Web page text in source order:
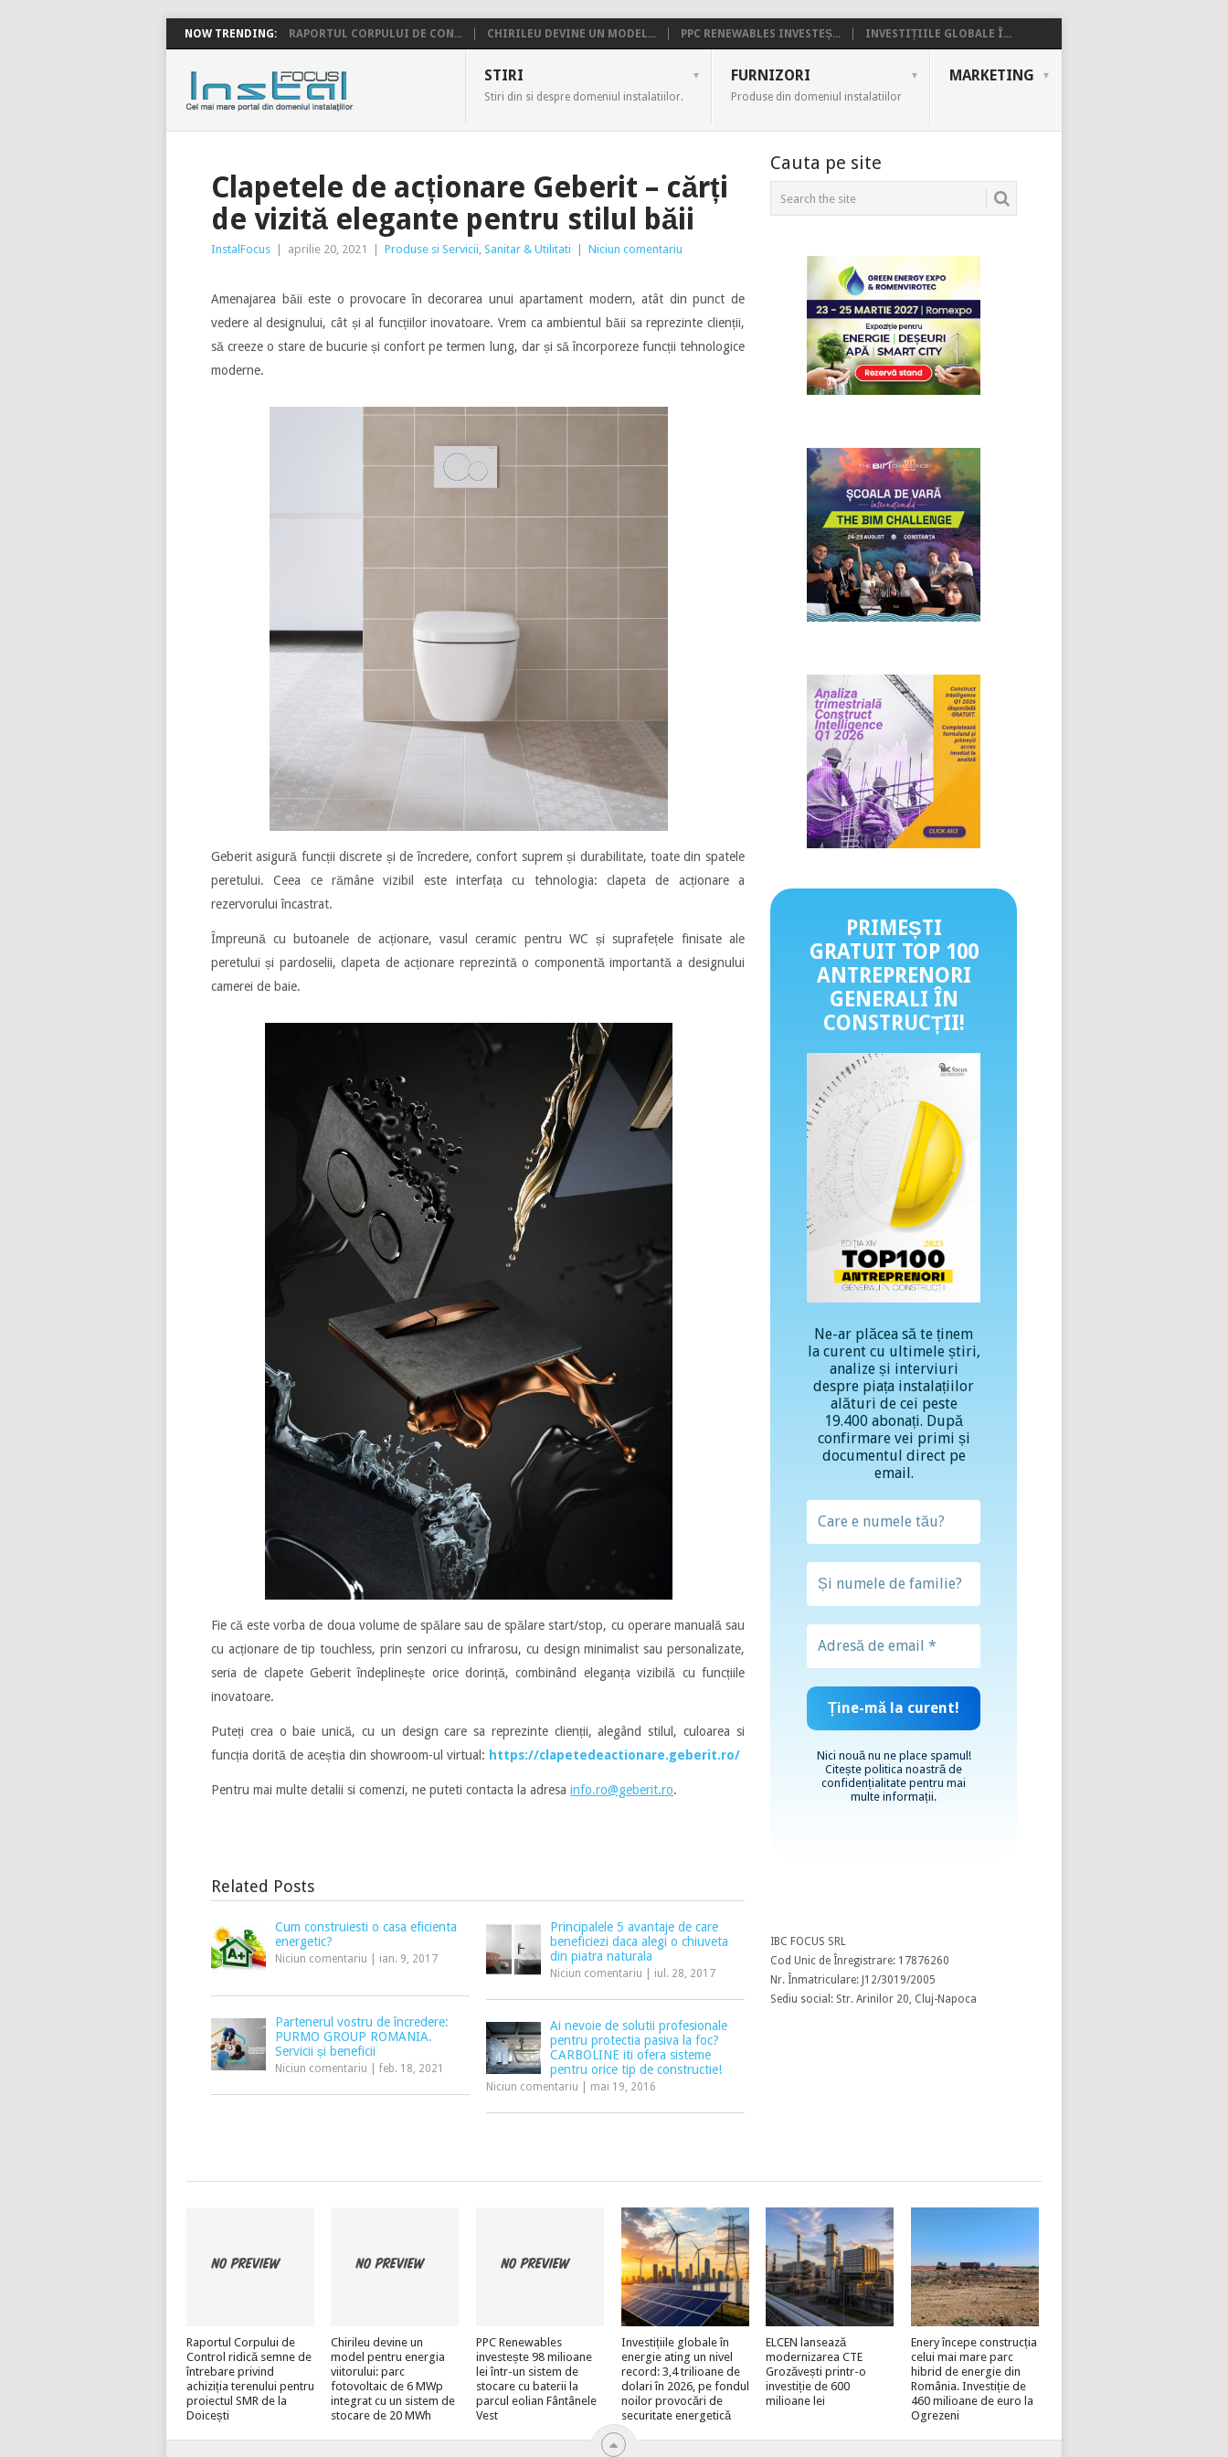
NOW TRENDING: RAPORTUL CORPULUI DE CON... CHIRILEU DEVINE UN MODEL... PPC RENEWABLES INVESTEȘ... INVESTIȚIILE GLOBALE Î...
INSTALFOCUS STIRI
Stiri din si despre domeniul instalatiilor.
FURNIZORI
Produse din domeniul instalatiilor
MARKETING
Clapetele de acționare Geberit – cărți
de vizită elegante pentru stilul băii
InstalFocus aprilie 20, 2021 Produse si Servicii, Sanitar & Utilitati Niciun comentariu
Amenajarea băii este o provocare în decorarea unui apartament modern, atât din punct de
vedere al designului, cât și al funcțiilor inovatoare. Vrem ca ambientul băii sa reprezinte clienții,
să creeze o stare de bucurie și confort pe termen lung, dar și să încorporeze funcții tehnologice
moderne.
Geberit asigură funcții discrete și de încredere, confort suprem și durabilitate, toate din spatele
peretului. Ceea ce rămâne vizibil este interfața cu tehnologia: clapeta de acționare a
rezervorului încastrat.
Împreună cu butoanele de acționare, vasul ceramic pentru WC și suprafețele finisate ale
peretului și pardoselii, clapeta de acționare reprezintă o componentă importantă a designului
camerei de baie.
Fie că este vorba de doua volume de spălare sau de spălare start/stop, cu operare manuală sau
cu acționare de tip touchless, prin senzori cu infrarosu, cu design minimalist sau personalizate,
seria de clapete Geberit îndeplinește orice dorință, combinând eleganța vizibilă cu funcțiile
inovatoare.
Puteți crea o baie unică, cu un design care sa reprezinte clienții, alegând stilul, culoarea si
funcția dorită de aceștia din showroom-ul virtual: https://clapetedeactionare.geberit.ro/
Pentru mai multe detalii si comenzi, ne puteti contacta la adresa info.ro@geberit.ro.
Related Posts
Cum construiesti o casa eficienta
energetic?
Niciun comentariu ian. 9, 2017
Principalele 5 avantaje de care
beneficiezi daca alegi o chiuveta
din piatra naturala
Niciun comentariu iul. 28, 2017
Partenerul vostru de încredere:
PURMO GROUP ROMANIA.
Servicii și beneficii
Niciun comentariu feb. 18, 2021
Ai nevoie de solutii profesionale
pentru protectia pasiva la foc?
CARBOLINE iti ofera sisteme
pentru orice tip de constructie!
Niciun comentariu mai 19, 2016
Cauta pe site
PRIMEȘTI
GRATUIT TOP 100
ANTREPRENORI
GENERALI ÎN
CONSTRUCȚII!
Ne-ar plăcea să te ținem
la curent cu ultimele știri,
analize și interviuri
despre piața instalațiilor
alături de cei peste
19.400 abonați. După
confirmare vei primi și
documentul direct pe
email.
Nici nouă nu ne place spamul!
Citește politica noastră de
confidențialitate pentru mai
multe informații.
IBC FOCUS SRL
Cod Unic de Înregistrare: 17876260
Nr. Înmatriculare: J12/3019/2005
Sediu social: Str. Arinilor 20, Cluj-Napoca
Raportul Corpului de
Control ridică semne de
întrebare privind
achiziția terenului pentru
proiectul SMR de la
Doicești
Chirileu devine un
model pentru energia
viitorului: parc
fotovoltaic de 6 MWp
integrat cu un sistem de
stocare de 20 MWh
PPC Renewables
investește 98 milioane
lei într-un sistem de
stocare cu baterii la
parcul eolian Fântânele
Vest
Investițiile globale în
energie ating un nivel
record: 3,4 trilioane de
dolari în 2026, pe fondul
noilor provocări de
securitate energetică
ELCEN lansează
modernizarea CTE
Grozăvești printr-o
investiție de 600
milioane lei
Enery începe construcția
celui mai mare parc
hibrid de energie din
România. Investiție de
460 milioane de euro la
Ogrezeni